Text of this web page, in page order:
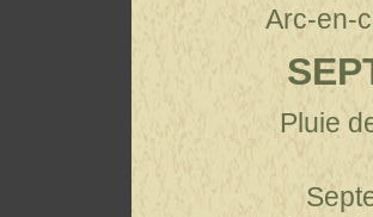
Arc-en-
Pluie